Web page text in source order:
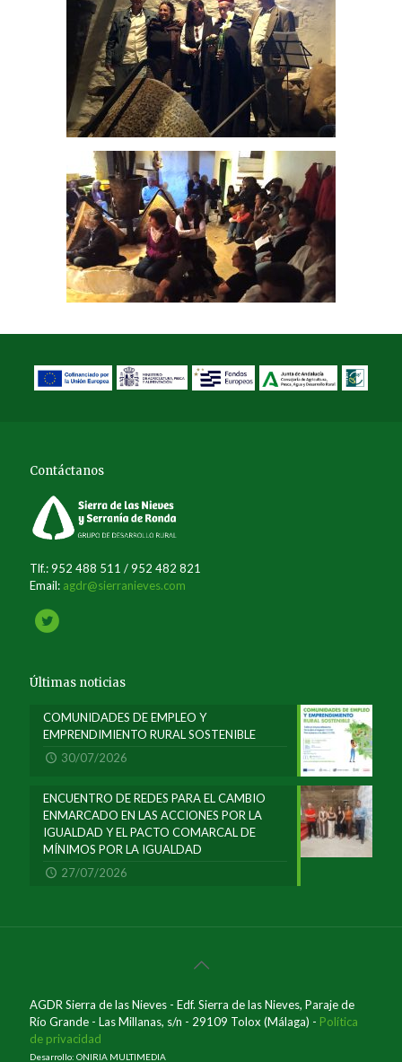
Contáctanos
Tlf.: 952 488 511 / 952 482 821
Email: agdr@sierranieves.com
Últimas noticias
COMUNIDADES DE EMPLEO Y
EMPRENDIMIENTO RURAL SOSTENIBLE
30/07/2026
ENCUENTRO DE REDES PARA EL CAMBIO
ENMARCADO EN LAS ACCIONES POR LA
IGUALDAD Y EL PACTO COMARCAL DE
MÍNIMOS POR LA IGUALDAD
27/07/2026
AGDR Sierra de las Nieves - Edf. Sierra de las Nieves, Paraje de
Río Grande - Las Millanas, s/n - 29109 Tolox (Málaga) - Política
de privacidad
Desarrollo: ONIRIA MULTIMEDIA